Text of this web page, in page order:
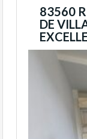
83560
DE